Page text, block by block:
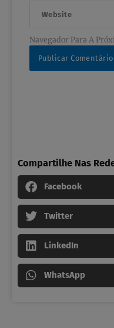
Navegador Para A
Compartilhe Nas
Facebook
Twitter
LinkedIn
WhatsApp